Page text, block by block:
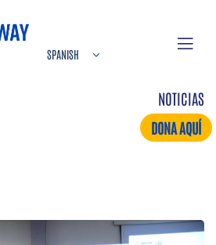
NOTICIAS
DONA AQUÍ